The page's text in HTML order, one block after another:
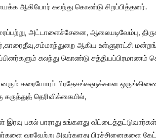
ஆகியோர் கலந்து கொண்டு சிறப்பித்தனர்.
அட்டாளைச்சேனை, ஆலையடிவேம்பு,
ஆகிய உள்ளுராட்சி
கலந்து கொண்டு
கரையோரப் பிரதேசங்களுக்கான
தெரிவிக்கையில்,
இரவு பகல் பாராது உங்களது
வரவேற்று அவர்களது பிரச்சினைகளை